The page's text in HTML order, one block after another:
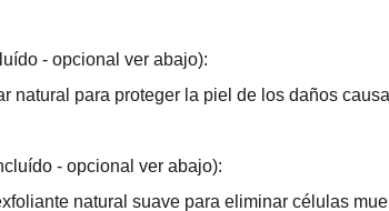
- opcional ver abajo):
natural para proteger la piel de los daños
- opcional ver abajo):
natural suave para eliminar células